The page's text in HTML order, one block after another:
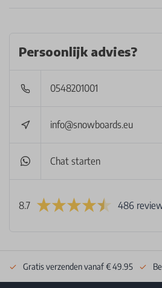
Persoonlijk advies?
0548201001
info@snowboards.eu
Chat starten
8.7 486
Gratis verzenden vanaf € 49.95